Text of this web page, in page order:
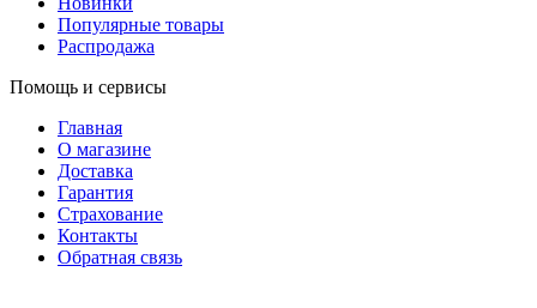
Популярные товары
Распродажа
Помощь и сервисы
Главная
О магазине
Доставка
Гарантия
Страхование
Контакты
Обратная связь